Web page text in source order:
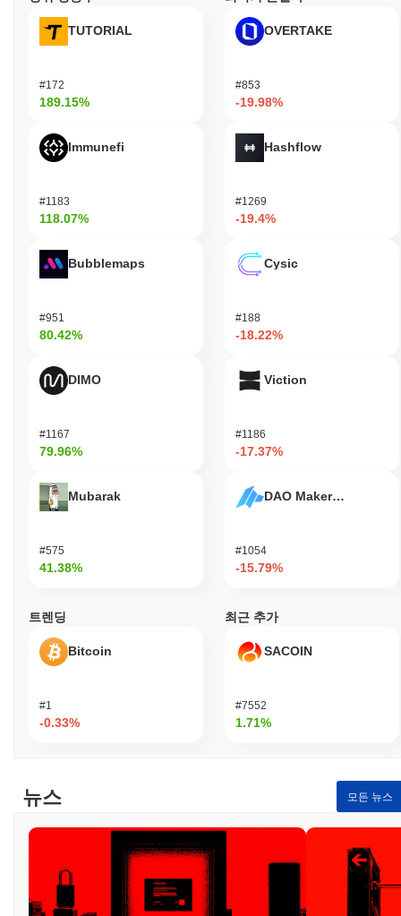
TUTORIAL
#172
189.15%
Immunefi
#1183
118.07%
Bubblemaps
#951
80.42%
DIMO
#1167
79.96%
Mubarak
#575
41.38%
OVERTAKE
#853
-19.98%
Hashflow
#1269
-19.4%
Cysic
#188
-18.22%
Viction
#1186
-17.37%
DAO Maker Token
#1054
-15.79%
트렌딩
Bitcoin
#1
-0.33%
최근 추가
SACOIN
#7552
1.71%
뉴스 모든 뉴스